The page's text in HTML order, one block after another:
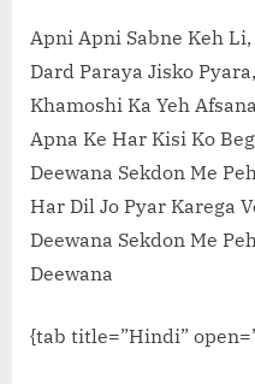
Apni Apni Sabne Keh
Dard Paraya Jisko
Khamoshi Ka Yeh
Apna Ke Har Kisi Ko
Deewana Sekdon Me
Har Dil Jo Pyar Karega
Deewana Sekdon Me
Deewana
{tab title=”Hindi”